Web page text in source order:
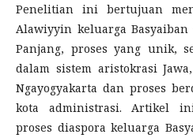
Penelitian ini bertujuan
Alawiyyin keluarga
Panjang, proses yang unik,
dalam sistem aristokrasi
Ngayogyakarta dan proses
kota administrasi. Artikel
proses diaspora keluarga